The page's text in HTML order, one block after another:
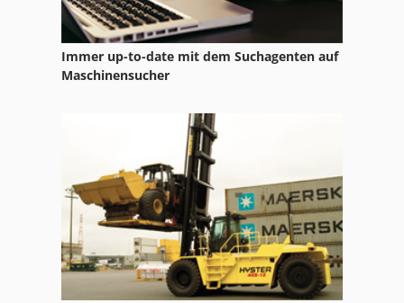
Profilwagen
Rohrendenbearbeitungsmaschine
Zentrierbohrmaschine
Zylinderbohrmaschine
Immer up-to-date mit dem Suchagenten auf
Maschinensucher